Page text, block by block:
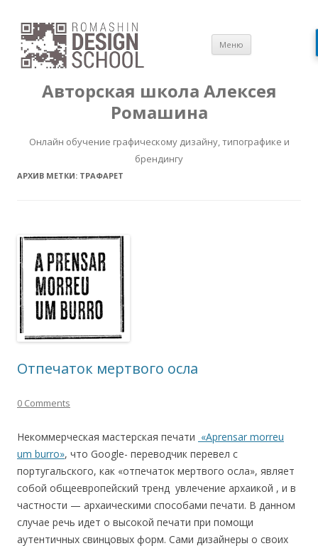
Авторская школа Алексея
Ромашина
Онлайн обучение графическому дизайну, типографике и
брендингу
Меню
содержимому
АРХИВ МЕТКИ: ТРАФАРЕТ
Отпечаток мертвого осла
0 Comments
Некоммерческая мастерская печати «Аprensar morreu
um burro», что Google- переводчик перевел с
португальского, как «отпечаток мертвого осла», являет
собой общеевропейский тренд увлечение архаикой , и в
частности — архаическими способами печати. В данном
случае речь идет о высокой печати при помощи
аутентичных свинцовых форм. Сами дизайнеры о своих